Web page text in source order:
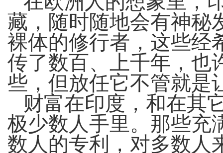
藏，随时随地会有神秘
裸体的修行者，这些经
传了数百、上千年，也
些，但放任它不管就是
财富在印度，和在其
极少数人手里。那些充
数人的专利，对多数人